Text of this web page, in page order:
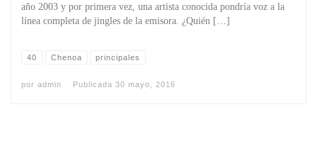
año 2003 y por primera vez, una artista conocida pondría voz a la
línea completa de jingles de la emisora. ¿Quién […]
40 Chenoa principales
por admin Publicada 30 mayo, 2016